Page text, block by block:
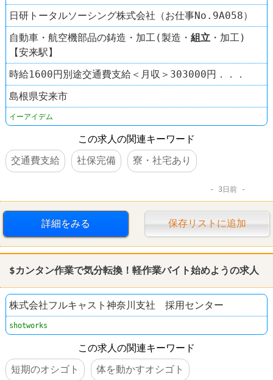
日研トータルソーシング株式会社（お仕事No.9A058）
自動車・航空機部品の鋳造・加工(製造・ 組立 ・加工)
【安来駅】
時給1600円別途交通費支給＜月収＞303000円．．．
島根県安来市
イーアイデム
この求人の関連キーワード
交通費支給
社保完備 寮・社宅あり
3日前
詳細をみる 保存リストに追加
$カンタン作業で気分転換！軽作業バイト始めようの求人
株式会社フルキャスト神奈川支社 採用センター
shotworks
この求人の関連キーワード
短期のオシゴト
体を動かすオシゴト